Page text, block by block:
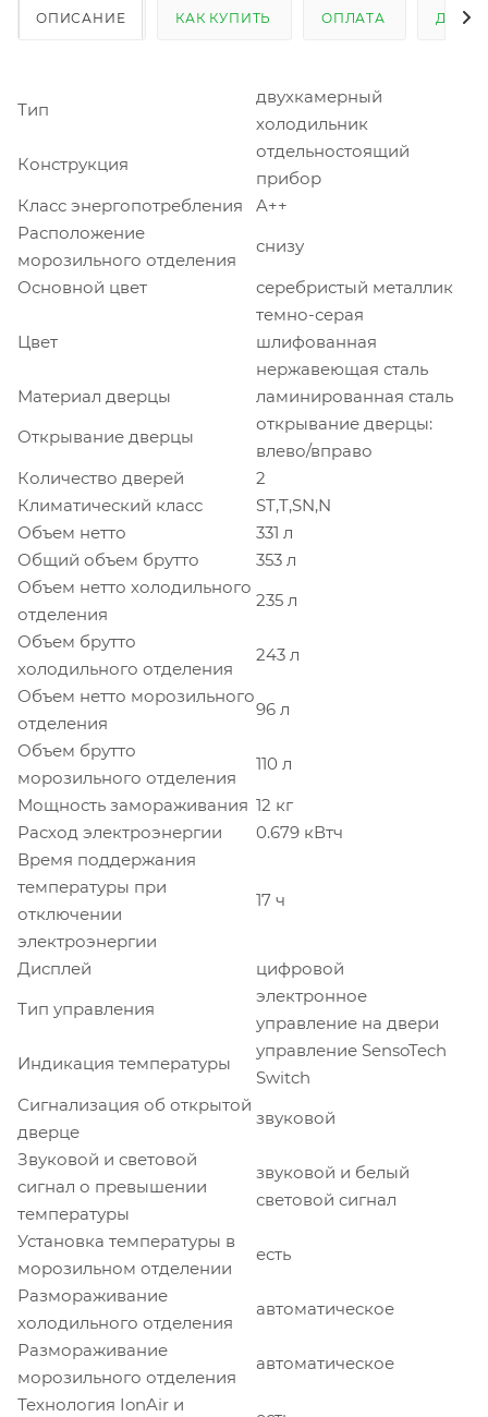
ОПИСАНИЕ КАК КУПИТЬ ОПЛАТА
Тип
двухкамерный
холодильник
Конструкция
отдельностоящий
прибор
Класс энергопотребления
A++
Расположение
морозильного отделения
снизу
Основной цвет
серебристый металлик
Цвет
темно-серая
шлифованная
нержавеющая сталь
Материал дверцы
ламинированная сталь
Открывание дверцы
открывание дверцы:
влево/вправо
Количество дверей
2
Климатический класс
ST,T,SN,N
Объем нетто
331 л
Общий объем брутто
353 л
Объем нетто холодильного
отделения
235 л
Объем брутто
холодильного отделения
243 л
Объем нетто морозильного
отделения
96 л
Объем брутто
морозильного отделения
110 л
Мощность замораживания 12 кг
Расход электроэнергии
0.679 кВтч
Время поддержания
температуры при
отключении
электроэнергии
17 ч
Дисплей
цифровой
Тип управления
электронное
управление на двери
Индикация температуры
управление SensoTech
Switch
Сигнализация об открытой
дверце
звуковой
Звуковой и световой
сигнал о превышении
температуры
звуковой и белый
световой сигнал
Установка температуры в
морозильном отделении
есть
Размораживание
холодильного отделения
автоматическое
Размораживание
морозильного отделения
автоматическое
Технология IonAir и